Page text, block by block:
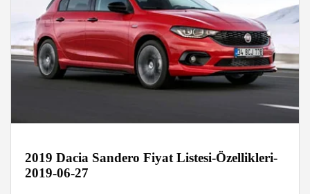
2019 Dacia Sandero Fiyat Listesi-Özellikleri-
2019-06-27